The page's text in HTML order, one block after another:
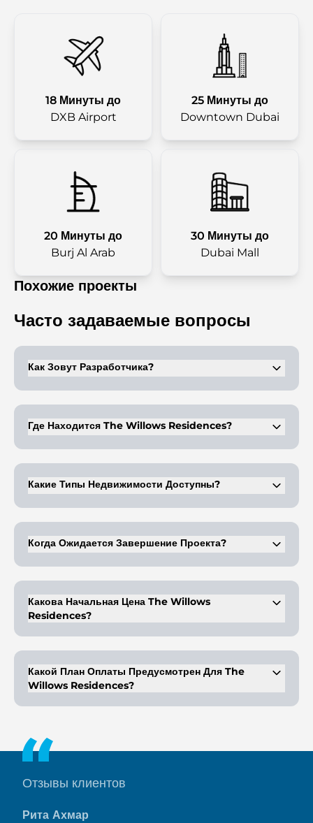
18 Минуты до
DXB Airport
25 Минуты до
Downtown Dubai
20 Минуты до
Burj Al Arab
30 Минуты до
Dubai Mall
Похожие проекты
Часто задаваемые вопросы
Как Зовут Разработчика?
Vertex. SCC Vertex известна созданием элитных жилых
комплексов в Дубае.
Где Находится The Willows Residences?
Mohammed Bin Rashid City (MBR City), Дубай.
Какие Типы Недвижимости Доступны?
спальнями.
Когда Ожидается Завершение Проекта?
завершено ко второму кварталу 2027 года.
Какова Начальная Цена The Willows
Residences?
составляет 1,2 млн дирхамов ОАЭ.
Какой План Оплаты Предусмотрен Для The
Willows Residences?
Отзывы клиентов
Рита Ахмар